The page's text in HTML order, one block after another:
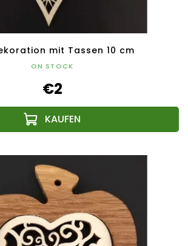
mit Tassen 10 cm
ON STOCK
€2